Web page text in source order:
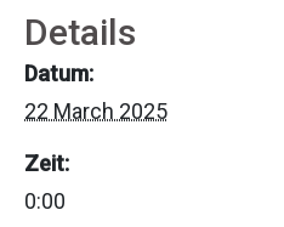
Details
Datum:
22 March 2025
Zeit:
0:00